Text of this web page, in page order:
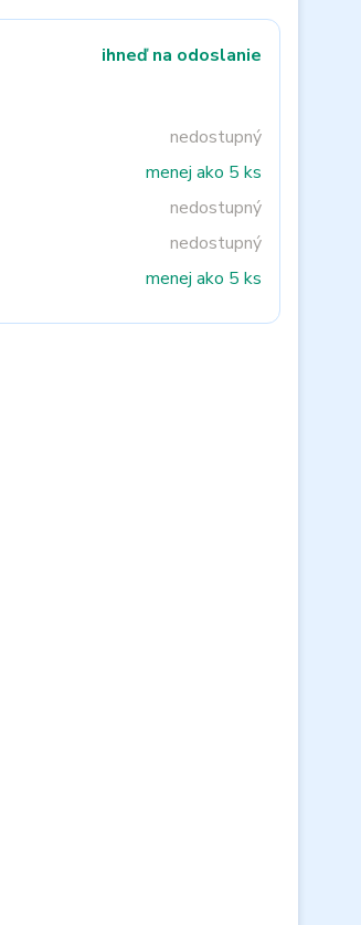
ihneď na odoslanie
nedostupný
menej ako 5 ks
nedostupný
nedostupný
menej ako 5 ks